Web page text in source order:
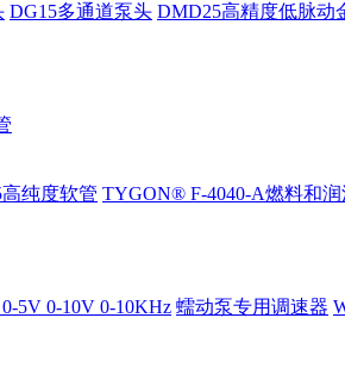
DG15多通道泵头 DMD25高精度低脉动
高纯度软管 TYGON® F-4040-A燃料和
5V 0-10V 0-10KHz 蠕动泵专用调速器